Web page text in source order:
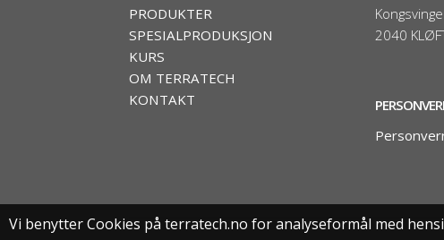
PRODUKTER
SPESIALPRODUKSJON
KURS
OM TERRATECH
KONTAKT
2040
Vi benytter Cookies på terratech.no for analyseformål med